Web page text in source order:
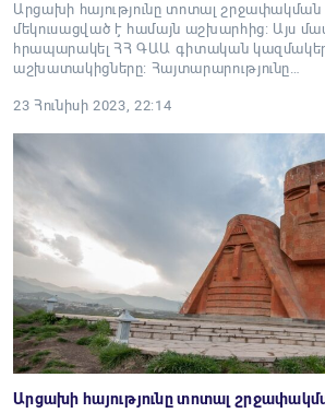
Արցախի հայությունը տոտալ շրջափակման
մեկուսացված է համայն աշխարհից: Այս
հրապարակել ՀՀ ԳԱԱ գիտական
աշխատակիցները: Հայտարարությունը…
23 Հունիսի 2023, 22:14
Արցախի հայությունը տոտալ